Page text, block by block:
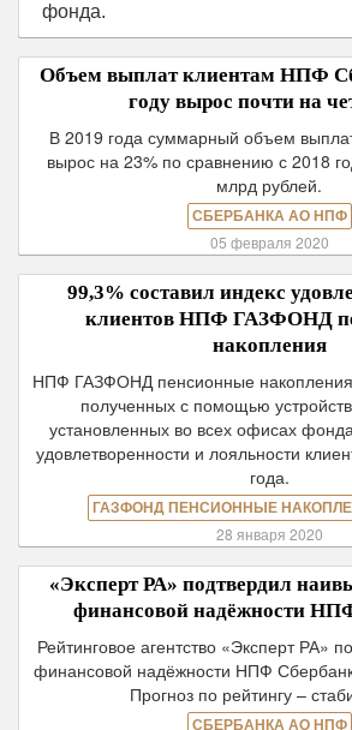
фонда.
Объем выплат клиентам НПФ
году вырос почти на
В 2019 года суммарный объем
вырос на 23% по сравнению с 2018
млрд рублей.
СБЕРБАНКА АО НПФ
05 февраля 2020
99,3% составил индекс
клиентов НПФ ГАЗФОНД
накопления
НПФ ГАЗФОНД пенсионные
полученных с помощью
установленных во всех офисах
удовлетворенности и лояльности
года.
ГАЗФОНД ПЕНСИОННЫЕ
28 января 2020
«Эксперт РА» подтвердил
финансовой надёжности
Рейтинговое агентство «Эксперт РА»
финансовой надёжности НПФ
Прогноз по рейтингу –
СБЕРБАНКА АО НПФ